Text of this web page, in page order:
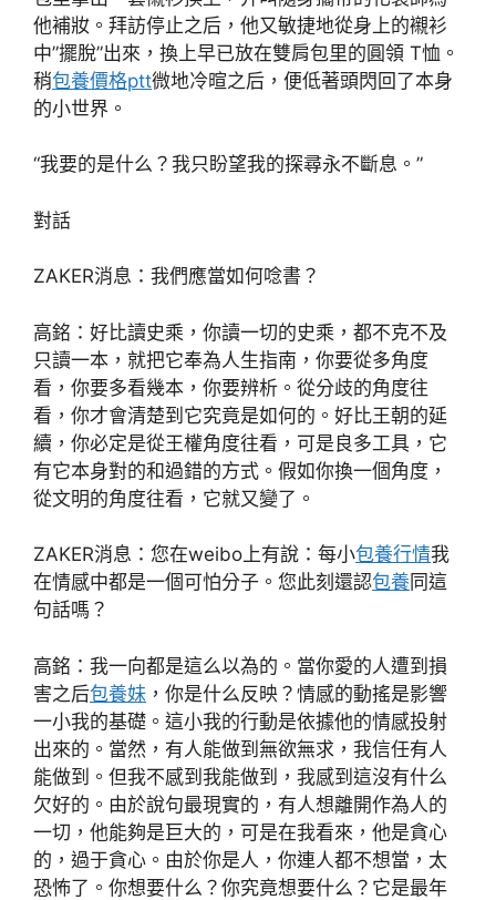
他補妝。拜訪停止之后，他又敏捷地從身上的襯衫
中”擺脫”出來，換上早已放在雙肩包里的圓領 T恤。
稍包養價格ptt微地冷暄之后，便低著頭閃回了本身
的小世界。
“我要的是什么？我只盼望我的探尋永不斷息。”
對話
ZAKER消息：我們應當如何唸書？
高銘：好比讀史乘，你讀一切的史乘，都不克不及
只讀一本，就把它奉為人生指南，你要從多角度
看，你要多看幾本，你要辨析。從分歧的角度往
看，你才會清楚到它究竟是如何的。好比王朝的延
續，你必定是從王權角度往看，可是良多工具，它
有它本身對的和過錯的方式。假如你換一個角度，
從文明的角度往看，它就又變了。
ZAKER消息：您在weibo上有說：每小包養行情我
在情感中都是一個可怕分子。您此刻還認包養同這
句話嗎？
高銘：我一向都是這么以為的。當你愛的人遭到損
害之后包養妹 ，你是什么反映？情感的動搖是影響
一小我的基礎。這小我的行動是依據他的情感投射
出來的。當然，有人能做到無欲無求，我信任有人
能做到。但我不感到我能做到，我感到這沒有什么
欠好的。由於說句最現實的，有人想離開作為人的
一切，他能夠是巨大的，可是在我看來，他是貪心
的，過于貪心。由於你是人，你連人都不想當，太
恐怖了。你想要什么？你究竟想要什么？它是最年